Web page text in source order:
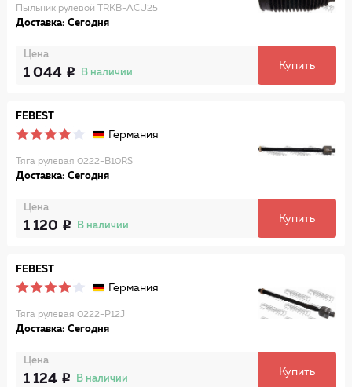
Пыльник рулевой TRKB-ACU25
Доставка: Сегодня
Цена
1 044 В наличии
Купить
FEBEST
Германия
Тяга рулевая 0222-B10RS
Доставка: Сегодня
Цена
1 120 В наличии
Купить
FEBEST
Германия
Тяга рулевая 0222-P12J
Доставка: Сегодня
Цена
1 124 В наличии
Купить